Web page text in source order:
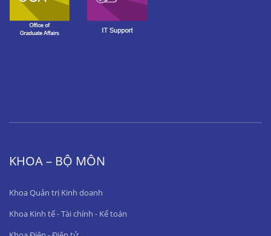
KHOA – BỘ MÔN
Khoa Quản trị Kinh doanh
Khoa Kinh tế - Tài chính - Kế toán